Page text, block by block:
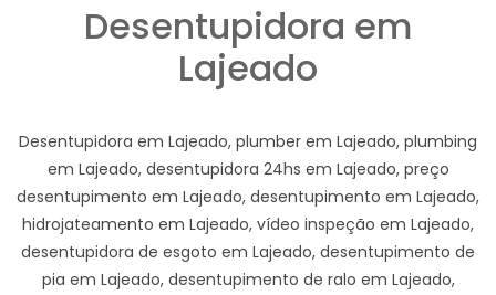
Desentupidora em
Lajeado
Desentupidora em Lajeado, plumber em Lajeado, plumbing
em Lajeado, desentupidora 24hs em Lajeado, preço
desentupimento em Lajeado, desentupimento em Lajeado,
hidrojateamento em Lajeado, vídeo inspeção em Lajeado,
desentupidora de esgoto em Lajeado, desentupimento de
pia em Lajeado, desentupimento de ralo em Lajeado,